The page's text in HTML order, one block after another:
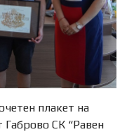
плакет на
Габрово СК “Равен